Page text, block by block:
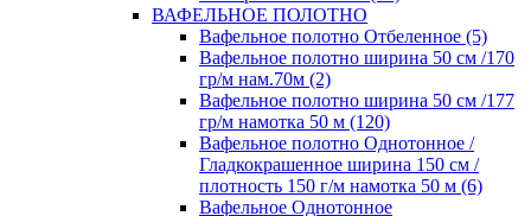
ВАФЕЛЬНОЕ ПОЛОТНО
Вафельное полотно Отбеленное (5)
Вафельное полотно ширина 50 см /170
гр/м нам.70м (2)
Вафельное полотно ширина 50 см /177
гр/м намотка 50 м (120)
Вафельное полотно Однотонное /
Гладкокрашенное ширина 150 см /
плотность 150 г/м намотка 50 м (6)
Вафельное Однотонное